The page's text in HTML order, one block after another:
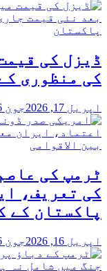
پاکستان
ڈیزل کی
کی منظوری
اپریل 17, 2026 جون 26, 2026
بین الاقوامی
ٹرمپ کی
کی تعریف،
پاکستان کے
اپریل 16, 2026 جون 26, 2026